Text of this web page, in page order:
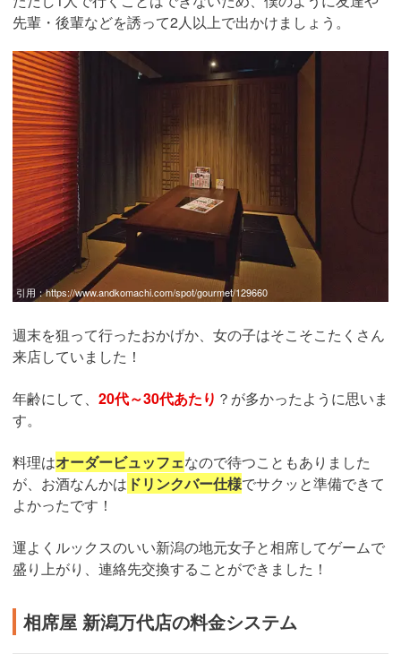
先輩・後輩などを誘って2人以上で出かけましょう。
引用：https://www.andkomachi.com/spot/gourmet/129660
週末を狙って行ったおかげか、女の子はそこそこたくさん
来店していました！
年齢にして、 20代～30代あたり ？が多かったように思いま
す。
料理はオーダービュッフェなので待つこともありました
が、お酒なんかは ドリンクバー仕様でサクッと準備できて
よかったです！
運よくルックスのいい新潟の地元女子と相席してゲームで
盛り上がり、連絡先交換することができました！
相席屋 新潟万代店の料金システム